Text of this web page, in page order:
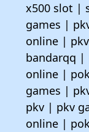
x500 slot |
games |
online |
bandarqq |
online |
games |
pkv | pkv
online |